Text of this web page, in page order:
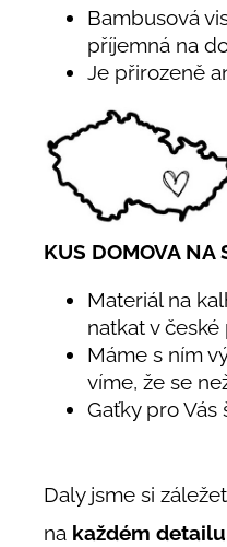
Bambusová
příjemná na
Je přirozeně
KUS DOMOVA NA
Materiál na
natkat v
Máme s ním
víme, že se
Gaťky pro Vás
Daly jsme si záležet
na každém detailu